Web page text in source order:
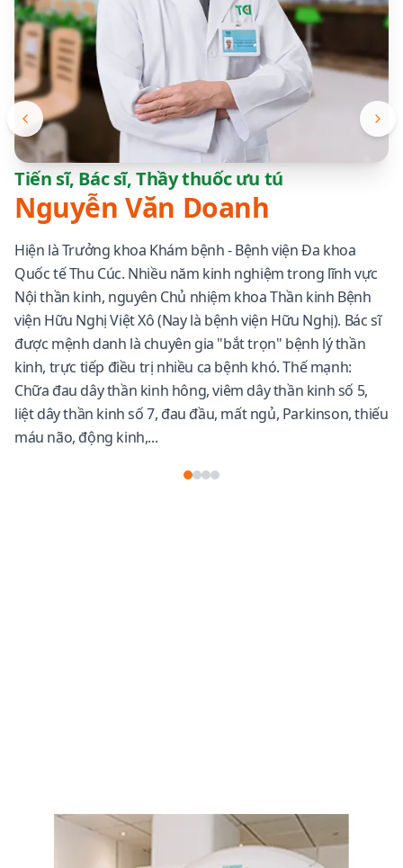
Tiến sĩ, Bác sĩ, Thầy thuốc ưu tú
Nguyễn Văn Doanh
Hiện là Trưởng khoa Khám bệnh - Bệnh viện Đa khoa
Quốc tế Thu Cúc. Nhiều năm kinh nghiệm trong lĩnh vực
Nội thần kinh, nguyên Chủ nhiệm khoa Thần kinh Bệnh
viện Hữu Nghị Việt Xô (Nay là bệnh viện Hữu Nghị). Bác sĩ
được mệnh danh là chuyên gia "bắt trọn" bệnh lý thần
kinh, trực tiếp điều trị nhiều ca bệnh khó. Thế mạnh:
Chữa đau dây thần kinh hông, viêm dây thần kinh số 5,
liệt dây thần kinh số 7, đau đầu, mất ngủ, Parkinson, thiếu
máu não, động kinh,...